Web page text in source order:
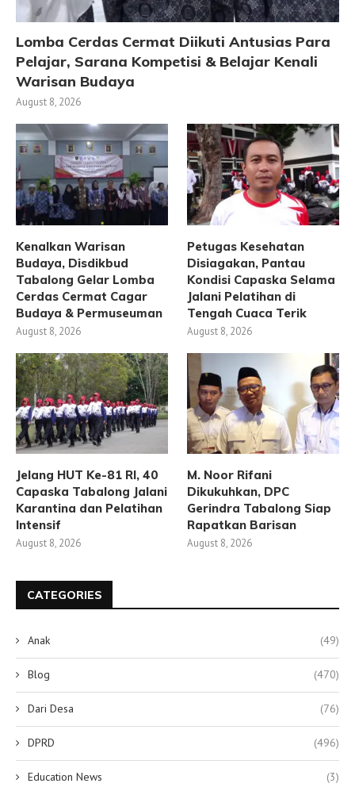
Lomba Cerdas Cermat Diikuti Antusias Para
Pelajar, Sarana Kompetisi & Belajar Kenali
Warisan Budaya
August 8, 2026
Kenalkan Warisan
Budaya, Disdikbud
Tabalong Gelar Lomba
Cerdas Cermat Cagar
Budaya & Permuseuman
August 8, 2026
Petugas Kesehatan
Disiagakan, Pantau
Kondisi Capaska Selama
Jalani Pelatihan di
Tengah Cuaca Terik
August 8, 2026
Jelang HUT Ke-81 RI, 40
Capaska Tabalong Jalani
Karantina dan Pelatihan
Intensif
August 8, 2026
M. Noor Rifani
Dikukuhkan, DPC
Gerindra Tabalong Siap
Rapatkan Barisan
August 8, 2026
CATEGORIES
Anak (49)
Blog (470)
Dari Desa (76)
DPRD (496)
Education News (3)